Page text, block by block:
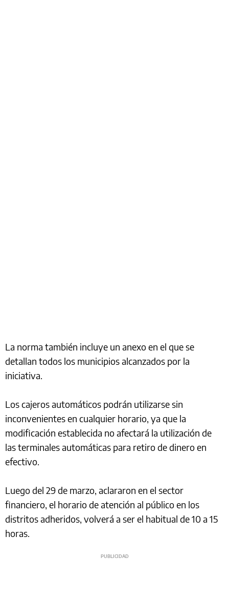
La norma también incluye un anexo en el que se
detallan todos los municipios alcanzados por la
iniciativa.
Los cajeros automáticos podrán utilizarse sin
inconvenientes en cualquier horario, ya que la
modificación establecida no afectará la utilización de
las terminales automáticas para retiro de dinero en
efectivo.
Luego del 29 de marzo, aclararon en el sector
financiero, el horario de atención al público en los
distritos adheridos, volverá a ser el habitual de 10 a 15
horas.